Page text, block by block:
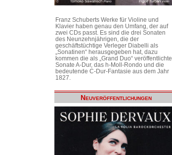
Franz Schuberts Werke für Violine und
Klavier haben genau den Umfang, der auf
zwei CDs passt. Es sind die drei Sonaten
des Neunzehnjährigen, die der
geschäftstüchtige Verleger Diabelli als
„Sonatinen“ herausgegeben hat, dazu
kommen die als „Grand Duo“ veröffentlichte
Sonate A-Dur, das h-Moll-Rondo und die
bedeutende C-Dur-Fantasie aus dem Jahr
1827.
Neuveröffentlichungen